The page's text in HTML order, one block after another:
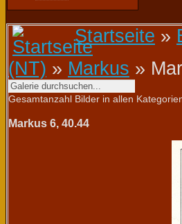
Startseite »
(NT) » Markus »
Gesamtanzahl Bilder in allen
Markus 6, 40.44